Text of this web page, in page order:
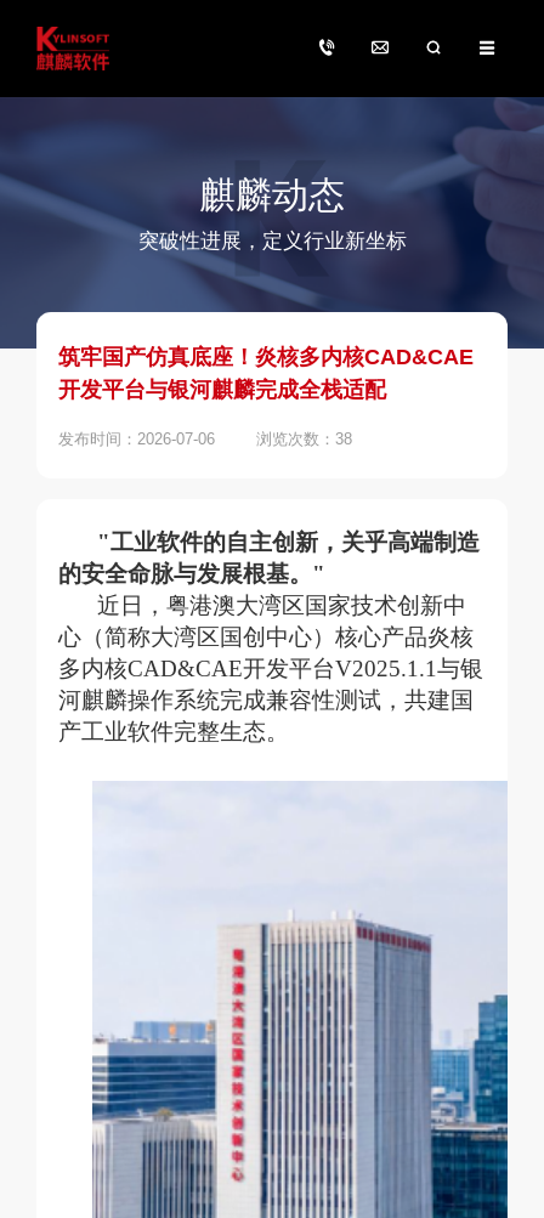
麒麟动态
突破性进展，定义行业新坐标
筑牢国产仿真底座！炎核多内核CAD&CAE
开发平台与银河麒麟完成全栈适配
发布时间：2026-07-06 浏览次数：38
"工业软件的自主创新，关乎高端制造
的安全命脉与发展根基。"
近日，粤港澳大湾区国家技术创新中
心（简称大湾区国创中心）核心产品炎核
多内核CAD&CAE开发平台V2025.1.1与银
河麒麟操作系统完成兼容性测试，共建国
产工业软件完整生态。